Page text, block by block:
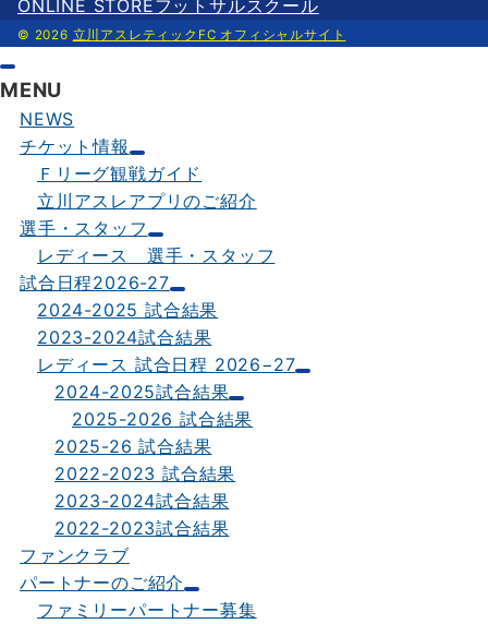
ONLINE STOREフットサルスクール
© 2026 立川アスレティックFC オフィシャルサイト
MENU
NEWS
チケット情報
Ｆリーグ観戦ガイド
立川アスレアプリのご紹介
選手・スタッフ
レディース 選手・スタッフ
試合日程2026-27
2024-2025 試合結果
2023-2024試合結果
レディース 試合日程 2026−27
2024-2025試合結果
2025-2026 試合結果
2025-26 試合結果
2022-2023 試合結果
2023-2024試合結果
2022-2023試合結果
ファンクラブ
パートナーのご紹介
ファミリーパートナー募集